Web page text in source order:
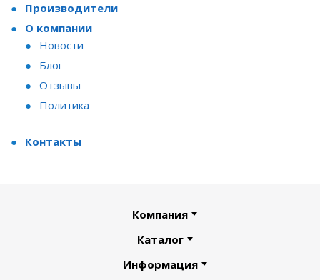
Производители
О компании
Новости
Блог
Отзывы
Политика
Контакты
Компания
Каталог
Информация